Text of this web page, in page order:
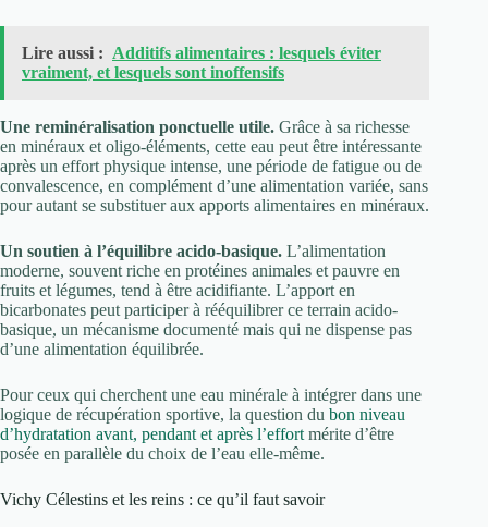
Lire aussi : Additifs alimentaires : lesquels éviter
vraiment, et lesquels sont inoffensifs
Une reminéralisation ponctuelle utile. Grâce à sa richesse
en minéraux et oligo-éléments, cette eau peut être intéressante
après un effort physique intense, une période de fatigue ou de
convalescence, en complément d’une alimentation variée, sans
pour autant se substituer aux apports alimentaires en minéraux.
Un soutien à l’équilibre acido-basique. L’alimentation
moderne, souvent riche en protéines animales et pauvre en
fruits et légumes, tend à être acidifiante. L’apport en
bicarbonates peut participer à rééquilibrer ce terrain acido-
basique, un mécanisme documenté mais qui ne dispense pas
d’une alimentation équilibrée.
Pour ceux qui cherchent une eau minérale à intégrer dans une
logique de récupération sportive, la question du bon niveau
d’hydratation avant, pendant et après l’effort mérite d’être
posée en parallèle du choix de l’eau elle-même.
Vichy Célestins et les reins : ce qu’il faut savoir